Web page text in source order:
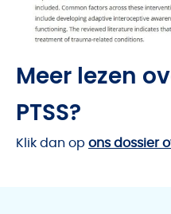
Meer lezen
PTSS?
Klik dan op ons dossier